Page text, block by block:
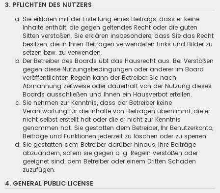
3. PFLICHTEN DES NUTZERS
Sie erklären mit der Erstellung eines Beitrags, dass er keine
Inhalte enthält, die gegen geltendes Recht oder die guten
Sitten verstoßen. Sie erklären insbesondere, dass Sie das Recht
besitzen, die in Ihren Beiträgen verwendeten Links und Bilder zu
setzen bzw. zu verwenden.
Der Betreiber des Boards übt das Hausrecht aus. Bei Verstößen
gegen diese Nutzungsbedingungen oder anderer im Board
veröffentlichten Regeln kann der Betreiber Sie nach
Abmahnung zeitweise oder dauerhaft von der Nutzung dieses
Boards ausschließen und Ihnen ein Hausverbot erteilen.
Sie nehmen zur Kenntnis, dass der Betreiber keine
Verantwortung für die Inhalte von Beiträgen übernimmt, die er
nicht selbst erstellt hat oder die er nicht zur Kenntnis
genommen hat. Sie gestatten dem Betreiber, Ihr Benutzerkonto,
Beiträge und Funktionen jederzeit zu löschen oder zu sperren.
Sie gestatten dem Betreiber darüber hinaus, Ihre Beiträge
abzuändern, sofern sie gegen o. g. Regeln verstoßen oder
geeignet sind, dem Betreiber oder einem Dritten Schaden
zuzufügen.
4. GENERAL PUBLIC LICENSE